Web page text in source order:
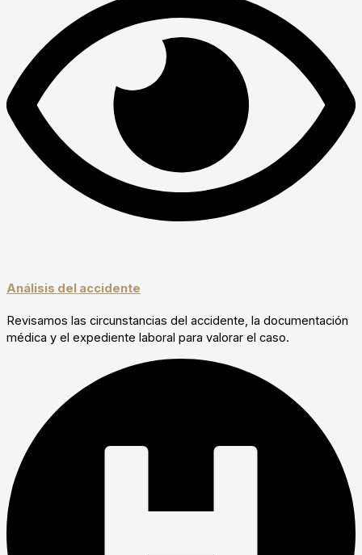
Análisis del accidente
Revisamos las circunstancias del accidente, la documentación
médica y el expediente laboral para valorar el caso.